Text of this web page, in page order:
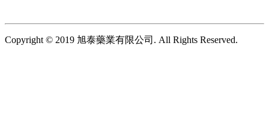
Copyright © 2019 旭泰藥業有限公司. All Rights Reserved.